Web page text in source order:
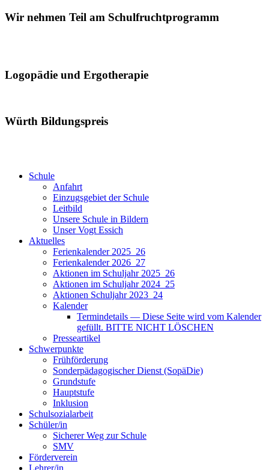
Wir nehmen Teil am Schulfruchtprogramm
Logopädie und Ergotherapie
Würth Bildungspreis
Schule
Anfahrt
Einzugsgebiet der Schule
Leitbild
Unsere Schule in Bildern
Unser Vogt Essich
Aktuelles
Ferienkalender 2025_26
Ferienkalender 2026_27
Aktionen im Schuljahr 2025_26
Aktionen im Schuljahr 2024_25
Aktionen Schuljahr 2023_24
Kalender
Termindetails — Diese Seite wird vom Kalender
gefüllt. BITTE NICHT LÖSCHEN
Presseartikel
Schwerpunkte
Frühförderung
Sonderpädagogischer Dienst (SopäDie)
Grundstufe
Hauptstufe
Inklusion
Schulsozialarbeit
Schüler/in
Sicherer Weg zur Schule
SMV
Förderverein
Lehrer/in